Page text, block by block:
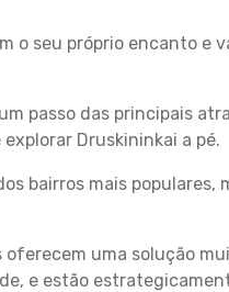
o seu próprio encanto e
passo das principais
Druskininkai a pé.
bairros mais populares,
uma solução
e estão